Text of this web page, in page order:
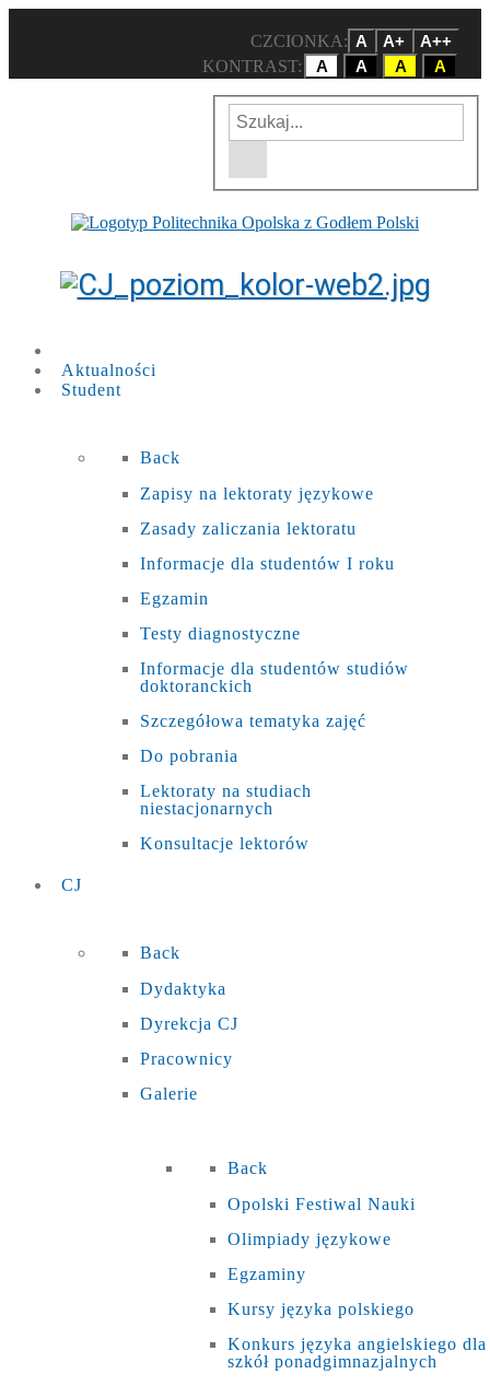
CZCIONKA: A A+
A++
KONTRAST:
A A A A
Wyszukiwarka w witrynie
Wpisz szukaną frazę
Aktualności
Student
Back
Zapisy na lektoraty językowe
Zasady zaliczania lektoratu
Informacje dla studentów I roku
Egzamin
Testy diagnostyczne
Informacje dla studentów studiów
doktoranckich
Szczegółowa tematyka zajęć
Do pobrania
Lektoraty na studiach
niestacjonarnych
Konsultacje lektorów
CJ
Back
Dydaktyka
Dyrekcja CJ
Pracownicy
Galerie
Back
Opolski Festiwal Nauki
Olimpiady językowe
Egzaminy
Kursy języka polskiego
Konkurs języka angielskiego dla
szkół ponadgimnazjalnych